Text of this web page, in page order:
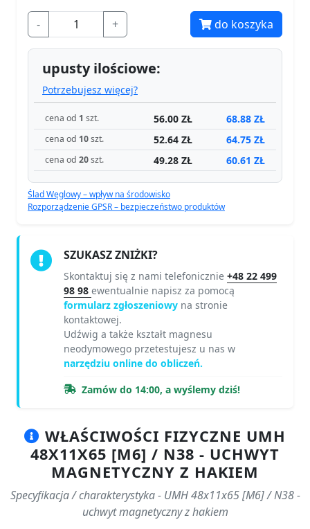
- + do koszyka
upusty ilościowe:
Potrzebujesz więcej?
cena od 1 szt. 56.00 ZŁ 68.88 ZŁ
cena od 10szt. 52.64 ZŁ 64.75 ZŁ
cena od 20szt. 49.28 ZŁ 60.61 ZŁ
Ślad Węglowy – wpływ na środowisko
Rozporządzenie GPSR – bezpieczeństwo produktów
SZUKASZ ZNIŻKI?
Skontaktuj się z nami telefonicznie +48 22 499
98 98 ewentualnie napisz za pomocą
formularz zgłoszeniowy na stronie
kontaktowej.
Udźwig a także kształt magnesu
neodymowego przetestujesz u nas w
narzędziu online do obliczeń.
Zamów do 14:00, a wyślemy dziś!
WŁAŚCIWOŚCI FIZYCZNE UMH
48X11X65 [M6] / N38 - UCHWYT
MAGNETYCZNY Z HAKIEM
Specyfikacja / charakterystyka - UMH 48x11x65 [M6] / N38 -
uchwyt magnetyczny z hakiem